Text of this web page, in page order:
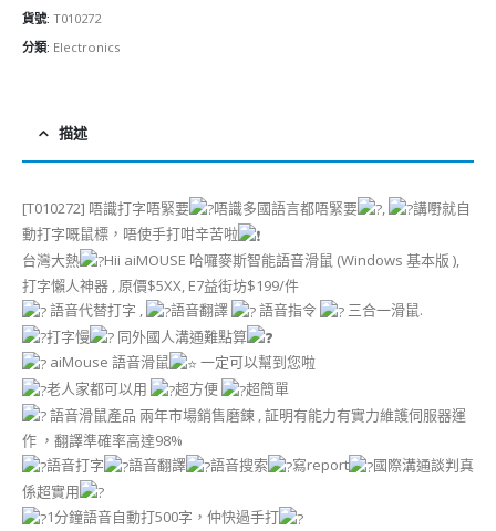
貨號: T010272
分類: Electronics
描述
[T010272] 唔識打字唔緊要 唔識多國語言都唔緊要 ,
講嘢就自
動打字嘅鼠標，唔使手打咁辛苦啦
台灣大熱
Hii aiMOUSE 哈囉麥斯智能語音滑鼠 (Windows 基本版 ),
打字懶人神器 , 原價$5XX, E7益街坊$199/件
語音代替打字 ,
語音翻譯 語音指令
三合一滑鼠.
打字慢
同外國人溝通難點算
aiMouse 語音滑鼠
一定可以幫到您啦
老人家都可以用
超方便
超簡單
語音滑鼠產品 兩年市場銷售磨鍊 , 証明有能力有實力維護伺服器運
作 ，翻譯準確率高達98%
語音打字
語音翻譯 語音搜索 寫report
國際溝通談判真
係超實用
1分鐘語音自動打500字，仲快過手打